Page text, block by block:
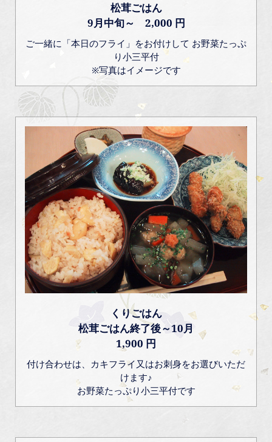
松茸ごはん
9月中旬～ 2,000 円
ご一緒に「本日のフライ」をお付けして お野菜たっぷ
り小三平付
※写真はイメージです
くりごはん
松茸ごはん終了後～10月
1,900 円
付け合わせは、カキフライ又はお刺身をお選びいただ
けます♪
お野菜たっぷり小三平付です